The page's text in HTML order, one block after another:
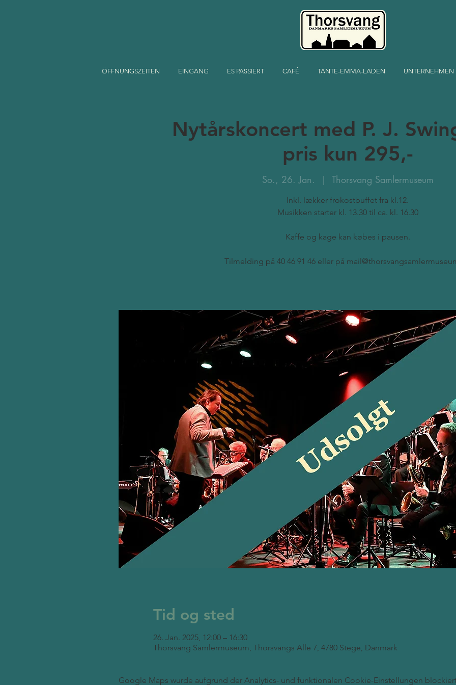
ÖFFNUNGSZEITEN EINGANG ES PASSIERT CAFÉ TANTE-EMMA-LADEN UNTERNEHMEN
Nytårskoncert med P. J.
pris kun 295,-
So., 26. Jan.
  |
Thorsvang Samlermuseum
Inkl. lækker frokostbuffet fra kl.12.
Musikken starter kl. 13.30 til ca. kl. 16.30
Kaffe og kage kan købes i pausen.
Tilmelding på 40 46 91 46 eller på
Tid og sted
26. Jan. 2025, 12:00 – 16:30
Thorsvang Samlermuseum, Thorsvangs Alle 7, 4780 Stege, Danmark
Google Maps wurde aufgrund der Analytics- und funktionalen Cookie-Einstellungen